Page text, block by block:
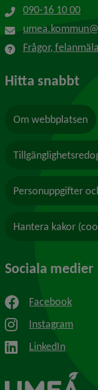
090-16 10 00
Frågor,
Hitta snabbt
Om webbplatsen
Personuppgifter
Hantera kakor
Sociala medier
Facebook
Instagram
LinkedIn